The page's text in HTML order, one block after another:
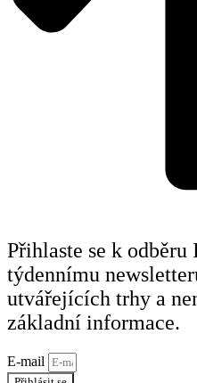
Přihlaste se k odběru
týdennímu
utvářejících trhy a
základní informace.
E-mail